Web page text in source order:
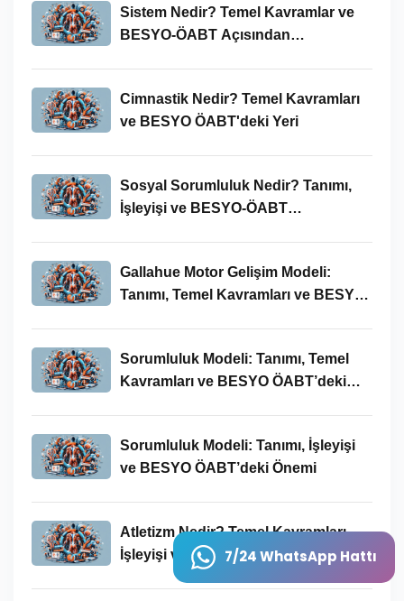
7/24 WhatsApp Hattı
Sistem Nedir? Temel Kavramlar ve
BESYO-ÖABT Açısından
Cimnastik Nedir? Temel Kavramları
ve BESYO ÖABT'deki Yeri
Sosyal Sorumluluk Nedir? Tanımı,
İşleyişi ve BESYO-ÖABT
Gallahue Motor Gelişim Modeli:
Tanımı, Temel Kavramları ve BESYO-
Sorumluluk Modeli: Tanımı, Temel
Kavramları ve BESYO ÖABT’deki
Sorumluluk Modeli: Tanımı, İşleyişi
ve BESYO ÖABT’deki Önemi
Atletizm Nedir? Temel Kavramları,
İşleyişi ve BESYO ÖABT Bağlamında